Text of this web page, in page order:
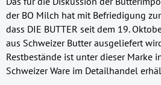
der BO Milch hat mit Befriedigung
dass DIE BUTTER seit dem 19.
aus Schweizer Butter ausgeliefert
Restbestände ist unter dieser Marke
Schweizer Ware im Detailhandel